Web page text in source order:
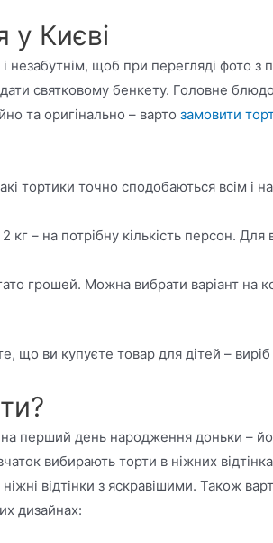
у Києві
незабутнім, щоб при перегляді фото
святковому бенкету. Головне
та оригінально – варто замовити
тортики точно сподобаються всім і
кг – на потрібну кількість персон.
грошей. Можна вибрати варіант
що ви купуєте товар для дітей –
перший день народження доньки –
вибирають торти в ніжних
відтінки з яскравішими. Також
дизайнах: